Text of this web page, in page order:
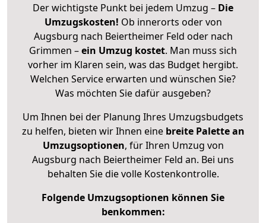
Der wichtigste Punkt bei jedem Umzug – Die
Umzugskosten! Ob innerorts oder von
Augsburg nach Beiertheimer Feld oder nach
Grimmen –ein Umzug kostet. Man muss sich
vorher im Klaren sein, was das Budget hergibt.
Welchen Service erwarten und wünschen Sie?
Was möchten Sie dafür ausgeben?
Um Ihnen bei der Planung Ihres Umzugsbudgets
zu helfen, bieten wir Ihnen eine breite Palette an
Umzugsoptionen, für Ihren Umzug von
Augsburg nach Beiertheimer Feld an. Bei uns
behalten Sie die volle Kostenkontrolle.
Folgende Umzugsoptionen können Sie
benkommen: